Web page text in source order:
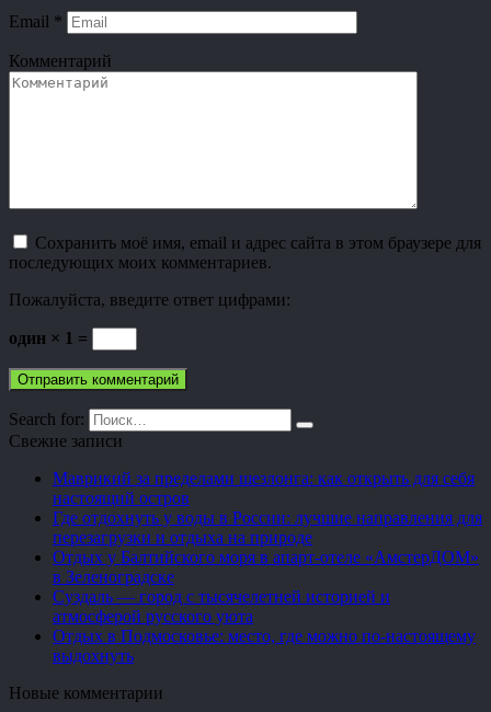
Email *
Комментарий
Сохранить моё имя, email и адрес сайта в этом браузере для
последующих моих комментариев.
Пожалуйста, введите ответ цифрами:
один × 1 =
Search for:
Свежие записи
Маврикий за пределами шезлонга: как открыть для себя
настоящий остров
Где отдохнуть у воды в России: лучшие направления для
перезагрузки и отдыха на природе
Отдых у Балтийского моря в апарт-отеле «АмстерДОМ»
в Зеленоградске
Суздаль — город с тысячелетней историей и
атмосферой русского уюта
Отдых в Подмосковье: место, где можно по-настоящему
выдохнуть
Новые комментарии